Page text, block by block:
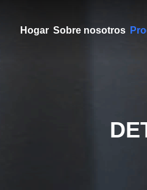
Hogar Sobre nosotros